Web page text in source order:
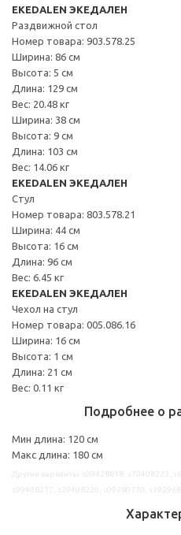
EKEDALEN ЭКЕДАЛЕН
Раздвижной стол
Номер товара: 903.578.25
Ширина: 86 см
Высота: 5 см
Длина: 129 см
Вес: 20.48 кг
Ширина: 38 см
Высота: 9 см
Длина: 103 см
Вес: 14.06 кг
EKEDALEN ЭКЕДАЛЕН
Стул
Номер товара: 803.578.21
Ширина: 44 см
Высота: 16 см
Длина: 96 см
Вес: 6.45 кг
EKEDALEN ЭКЕДАЛЕН
Чехол на стул
Номер товара: 005.086.16
Ширина: 16 см
Высота: 1 см
Длина: 21 см
Вес: 0.11 кг
Подробнее о
Мин длина: 120 см
Макс длина: 180 см